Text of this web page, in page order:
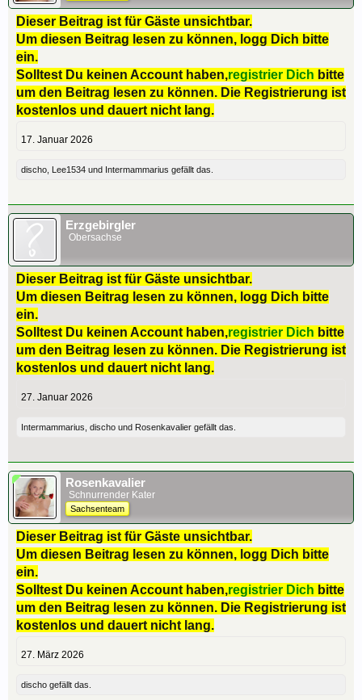
Dieser Beitrag ist für Gäste unsichtbar.
Um diesen Beitrag lesen zu können, logg Dich bitte
ein.
Solltest Du keinen Account haben,registrier Dich bitte
um den Beitrag lesen zu können. Die Registrierung ist
kostenlos und dauert nicht lang.
17. Januar 2026
discho, Lee1534 und Intermammarius gefällt das.
Erzgebirgler
Obersachse
Dieser Beitrag ist für Gäste unsichtbar.
Um diesen Beitrag lesen zu können, logg Dich bitte
ein.
Solltest Du keinen Account haben,registrier Dich bitte
um den Beitrag lesen zu können. Die Registrierung ist
kostenlos und dauert nicht lang.
27. Januar 2026
Intermammarius, discho und Rosenkavalier gefällt das.
Rosenkavalier
Schnurrender Kater
Sachsenteam
Dieser Beitrag ist für Gäste unsichtbar.
Um diesen Beitrag lesen zu können, logg Dich bitte
ein.
Solltest Du keinen Account haben,registrier Dich bitte
um den Beitrag lesen zu können. Die Registrierung ist
kostenlos und dauert nicht lang.
27. März 2026
discho gefällt das.